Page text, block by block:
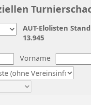
Vorname
AUT-Elolisten
13.945